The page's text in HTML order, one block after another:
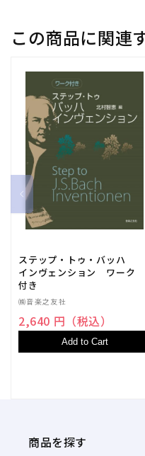
ー
ト
ラ
(ス
コ
ア)】
の
数
量
を
ら
す
ー
ト
ラ
(ス
コ
ア)】
の
数
を
や
この商品に関連
ステップ・トゥ・バッハ
インヴェンション ワーク
付き
㈱音楽之友社
2,640 円（税込）
Add to Cart
商品を探す